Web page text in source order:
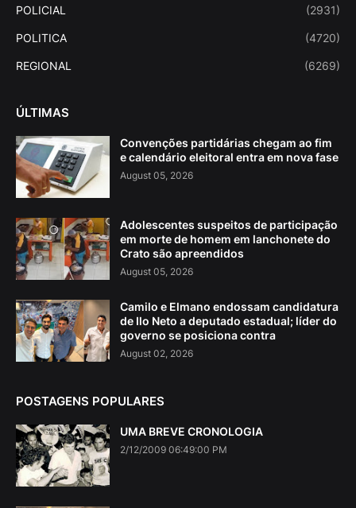
POLICIAL (2931)
POLITICA (4720)
REGIONAL (6269)
ÚLTIMAS
Convenções partidárias chegam ao fim
e calendário eleitoral entra em nova fase
August 05, 2026
Adolescentes suspeitos de participação
em morte de homem em lanchonete do
Crato são apreendidos
August 05, 2026
Camilo e Elmano endossam candidatura
de Ilo Neto a deputado estadual; líder do
governo se posiciona contra
August 02, 2026
POSTAGENS POPULARES
UMA BREVE CRONOLOGIA
2/12/2009 06:49:00 PM